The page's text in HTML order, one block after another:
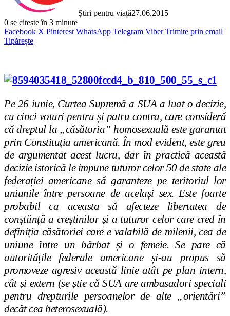
Știri pentru viață27.06.2015
0 se citește în 3 minute
Facebook X Pinterest WhatsApp Telegram Viber Trimite prin email
Tipărește
Pe 26 iunie, Curtea Supremă a SUA a luat o decizie,
cu cinci voturi pentru și patru contra, care consideră
că dreptul la „căsătoria” homosexuală este garantat
prin Constituția americană. În mod evident, este greu
de argumentat acest lucru, dar în practică această
decizie istorică le impune tuturor celor 50 de state ale
federației americane să garanteze pe teritoriul lor
uniunile între persoane de același sex. Este foarte
probabil ca aceasta să afecteze libertatea de
conștiință a creștinilor și a tuturor celor care cred în
definiția căsătoriei care e valabilă de milenii, cea de
uniune între un bărbat și o femeie. Se pare că
autoritățile federale americane și-au propus să
promoveze agresiv această linie atât pe plan intern,
cât și extern (se știe că SUA are ambasadori speciali
pentru drepturile persoanelor de alte „orientări”
decât cea heterosexuală).